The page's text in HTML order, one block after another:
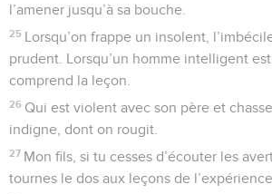
l’amener jusqu’à sa bouche.
25 Lorsqu’on frappe un insolent,
prudent. Lorsqu’un homme intelligent
comprend la leçon.
26 Qui est violent avec son père et
indigne, dont on rougit.
27 Mon fils, si tu cesses d’écouter les
tournes le dos aux leçons de l’expérience.